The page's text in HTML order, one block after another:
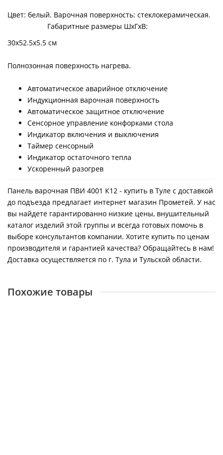
Цвет: белый. Варочная поверхность: стеклокерамическая.
Габаритные размеры ШхГхВ:
30х52.5х5.5 см
Полнозонная поверхность нагрева.
Автоматическое аварийное отключение
Индукционная варочная поверхность
Автоматическое защитное отключение
Сенсорное управление конфорками стола
Индикатор включения и выключения
Таймер сенсорный
Индикатор остаточного тепла
Ускоренный разогрев
Панель варочная ПВИ 4001 К12 - купить в Туле с доставкой
до подъезда предлагает интернет магазин Прометей. У нас
вы найдете гарантированно низкие цены, внушительный
каталог изделий этой группы и всегда готовых помочь в
выборе консультантов компании. Хотите купить по ценам
производителя и гарантией качества? Обращайтесь в нам!
Доставка осуществляется по г. Тула и Тульской области.
Похожие товары